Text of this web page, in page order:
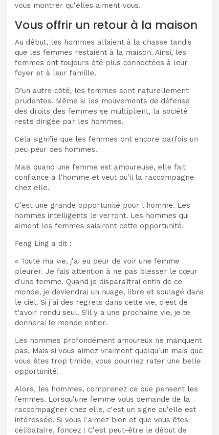
vous montrer qu'elles aiment vous.
Vous offrir un retour à la maison
Au début, les hommes allaient à la chasse tandis
que les femmes restaient à la maison. Ainsi, les
femmes ont toujours été plus connectées à leur
foyer et à leur famille.
D’un autre côté, les femmes sont naturellement
prudentes. Même si les mouvements de défense
des droits des femmes se multiplient, la société
reste dirigée par les hommes.
Cela signifie que les femmes ont encore parfois un
peu peur des hommes.
Mais quand une femme est amoureuse, elle fait
confiance à l’homme et veut qu’il la raccompagne
chez elle.
C'est une grande opportunité pour l'homme. Les
hommes intelligents le verront. Les hommes qui
aiment les femmes saisiront cette opportunité.
Feng Ling a dit :
« Toute ma vie, j'ai eu peur de voir une femme
pleurer. Je fais attention à ne pas blesser le cœur
d'une femme. Quand je disparaîtrai enfin de ce
monde, je deviendrai un nuage, libre et soulagé dans
le ciel. Si j'ai des regrets dans cette vie, c'est de
t'avoir rendu seul. S'il y a une prochaine vie, je te
donnerai le monde entier.
Les hommes profondément amoureux ne manquent
pas. Mais si vous aimez vraiment quelqu'un mais que
vous êtes trop timide, vous pourriez rater une belle
opportunité.
Alors, les hommes, comprenez ce que pensent les
femmes. Lorsqu'une femme vous demande de la
raccompagner chez elle, c'est un signe qu'elle est
intéressée. Si vous l'aimez bien et que vous êtes
célibataire, foncez ! C'est peut-être le début de